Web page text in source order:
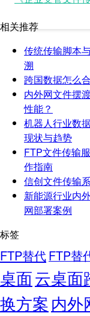
相关推荐
传统传输脚本
溯
跨国数据怎么
内外网文件摆
性能？
机器人行业数
现状与趋势
FTP文件传输
作指南
信创文件传输
新能源行业内
网部署案例
标签
FTP替代FTP替
桌面云桌面
换方案内外